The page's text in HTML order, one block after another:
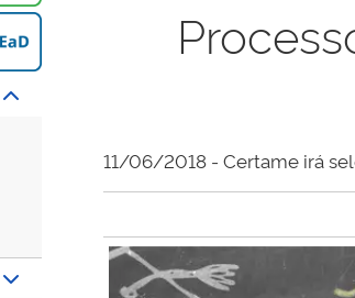
11/06/2018 - Certame irá